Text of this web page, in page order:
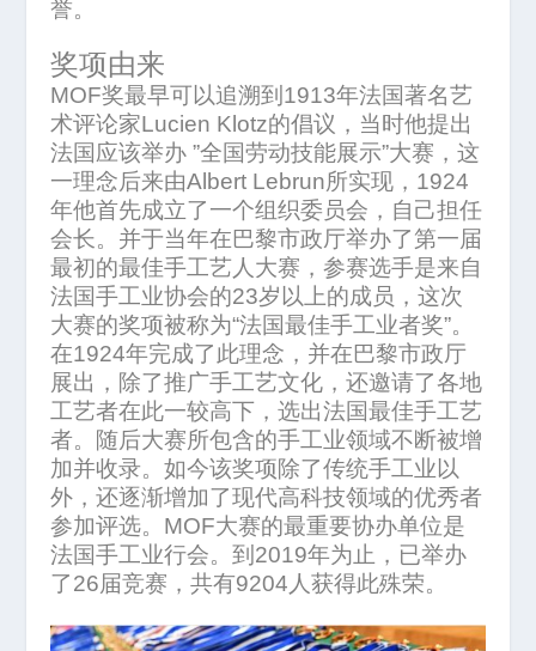
誉。
奖项由来
MOF奖最早可以追溯到 1913年法国著名艺
术评论家Lucien Klotz的倡议，当时他提出
法国应该举办 ”全国劳动技能展示”大赛，这
一理念后来由Albert Lebrun所实现， 1924
年他首先成立了一个组织委员会，自己担任
会长。并于当年在巴黎市政厅举办了第一届
最初的最佳手工艺人大赛，参赛选手是来自
法国手工业协会的23岁以上的成员，这次
大赛的奖项被称为“法国最佳手工业者奖”。
在1924年完成了此理念，并在巴黎市政厅
展出，除了推广手工艺文化，还邀请了各地
工艺者在此一较高下，选出法国最佳手工艺
者。随后大赛所包含的手工业领域不断被增
加并收录。如今该奖项除了传统手工业以
外，还逐渐增加了现代高科技领域的优秀者
参加评选。 MOF大赛的最重要协办单位是
法国手工业行会。到 2019年为止，已举办
了26届竞赛，共有9204 人获得此殊荣。